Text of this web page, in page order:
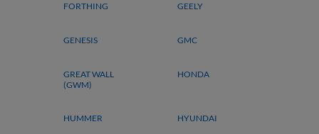
FORTHING GEELY
GENESIS GMC
GREAT WALL
(GWM)
HONDA
HUMMER HYUNDAI